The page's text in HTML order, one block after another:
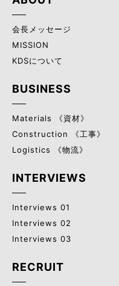
会長メッセージ
MISSION
KDSについて
BUSINESS
Materials 《資材》
Construction 《工事》
Logistics 《物流》
INTERVIEWS
Interviews 01
Interviews 02
Interviews 03
RECRUIT